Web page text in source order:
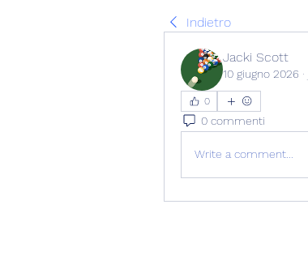
Indietro
Jacki Scott
10 giugno 2026 ·
0
0 commenti
Write a comment...